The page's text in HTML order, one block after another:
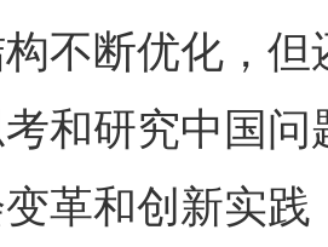
不断优化，
和研究中国
革和创新实